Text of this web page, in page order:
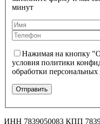
минут
Нажимая на кнопку
условия политики
обработки
ИНН 7839050083 КПП